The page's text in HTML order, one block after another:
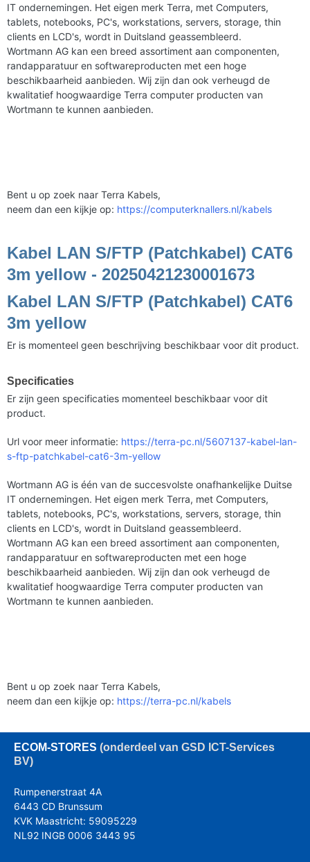
IT ondernemingen. Het eigen merk Terra, met Computers,
tablets, notebooks, PC's, workstations, servers, storage, thin
clients en LCD's, wordt in Duitsland geassembleerd.
Wortmann AG kan een breed assortiment aan componenten,
randapparatuur en softwareproducten met een hoge
beschikbaarheid aanbieden. Wij zijn dan ook verheugd de
kwalitatief hoogwaardige Terra computer producten van
Wortmann te kunnen aanbieden.
Bent u op zoek naar Terra Kabels,
neem dan een kijkje op: https://computerknallers.nl/kabels
Kabel LAN S/FTP (Patchkabel) CAT6
3m yellow - 20250421230001673
Kabel LAN S/FTP (Patchkabel) CAT6
3m yellow
Er is momenteel geen beschrijving beschikbaar voor dit product.
Specificaties
Er zijn geen specificaties momenteel beschikbaar voor dit
product.
Url voor meer informatie: https://terra-pc.nl/5607137-kabel-lan-
s-ftp-patchkabel-cat6-3m-yellow
Wortmann AG is één van de succesvolste onafhankelijke Duitse
IT ondernemingen. Het eigen merk Terra, met Computers,
tablets, notebooks, PC's, workstations, servers, storage, thin
clients en LCD's, wordt in Duitsland geassembleerd.
Wortmann AG kan een breed assortiment aan componenten,
randapparatuur en softwareproducten met een hoge
beschikbaarheid aanbieden. Wij zijn dan ook verheugd de
kwalitatief hoogwaardige Terra computer producten van
Wortmann te kunnen aanbieden.
Bent u op zoek naar Terra Kabels,
neem dan een kijkje op: https://terra-pc.nl/kabels
ECOM-STORES (onderdeel van GSD ICT-Services
BV)
Rumpenerstraat 4A
6443 CD Brunssum
KVK Maastricht: 59095229
NL92 INGB 0006 3443 95